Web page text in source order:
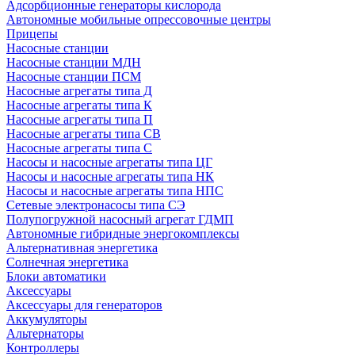
Адсорбционные генераторы кислорода
Автономные мобильные опрессовочные центры
Прицепы
Насосные станции
Насосные станции МДН
Насосные станции ПСМ
Насосные агрегаты типа Д
Насосные агрегаты типа К
Насосные агрегаты типа П
Насосные агрегаты типа СВ
Насосные агрегаты типа С
Насосы и насосные агрегаты типа ЦГ
Насосы и насосные агрегаты типа НК
Насосы и насосные агрегаты типа НПС
Сетевые электронасосы типа СЭ
Полупогружной насосный агрегат ГДМП
Автономные гибридные энергокомплексы
Альтернативная энергетика
Солнечная энергетика
Блоки автоматики
Аксессуары
Аксессуары для генераторов
Аккумуляторы
Альтернаторы
Контроллеры